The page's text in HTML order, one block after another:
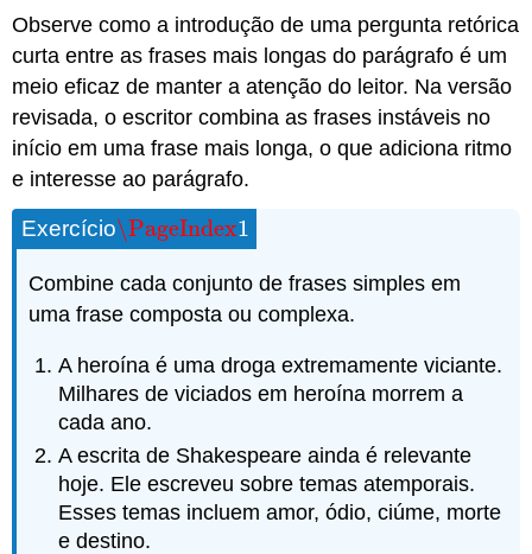
Atribuições
Observe como a introdução de uma pergunta retórica
curta entre as frases mais longas do parágrafo é um
meio eficaz de manter a atenção do leitor. Na versão
revisada, o escritor combina as frases instáveis no
início em uma frase mais longa, o que adiciona ritmo
e interesse ao parágrafo.
Exercício\PageIndex1
\PageIndex1
Combine cada conjunto de frases simples em
uma frase composta ou complexa.
A heroína é uma droga extremamente viciante.
Milhares de viciados em heroína morrem a
cada ano.
A escrita de Shakespeare ainda é relevante
hoje. Ele escreveu sobre temas atemporais.
Esses temas incluem amor, ódio, ciúme, morte
e destino.